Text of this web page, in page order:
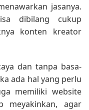
jasanya.
dibilang cukup
konten kreator
dan tanpa basa-
ada hal yang perlu
memiliki website
meyakinkan, agar